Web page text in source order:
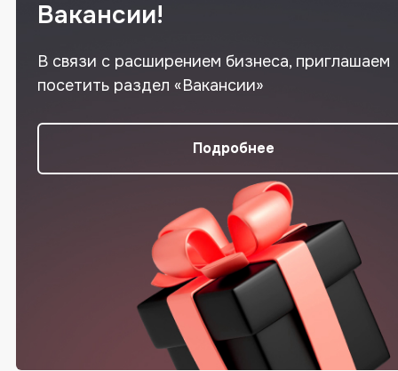
Вакансии!
В связи с расширением бизнеса, приглашаем
посетить раздел «Вакансии»
Подробнее